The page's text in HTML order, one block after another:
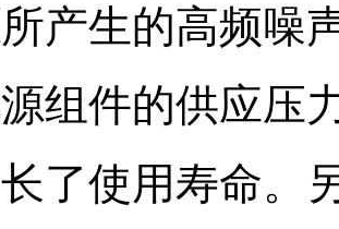
产生的高频噪
组件的供应压
了使用寿命。